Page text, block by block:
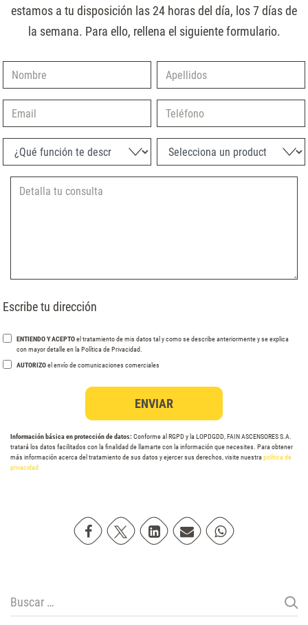
estamos a tu disposición las 24 horas del día, los 7 días de
la semana. Para ello, rellena el siguiente formulario.
Nombre Apellidos
Email Teléfono
¿Qué función te describe mejor? Selecciona un producto
Escribe tu dirección
ENTIENDO Y ACEPTOel tratamiento de mis datos tal y como se describe anteriormente y se explica
con mayor detalle en la Política de Privacidad.
AUTORIZOel envío de comunicaciones comerciales
Información básica en protección de datos: Conforme al RGPD y la LOPDGDD, FAIN ASCENSORES S.A.
tratará los datos facilitados con la finalidad de llamarte con la información que necesites. Para obtener
más información acerca del tratamiento de sus datos y ejercer sus derechos, visite nuestrapolítica de
privacidad
Compartir en Facebook
Compartir en Twitter
Compartir en Linkedin
Compartir poremail
Compartir en
Buscar: